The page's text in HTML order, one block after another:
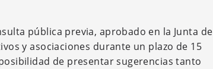
pública previa, aprobado en la Junta de
y asociaciones durante un plazo de 15
de presentar sugerencias tanto